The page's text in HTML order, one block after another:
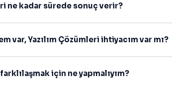
ne kadar sürede sonuç verir?
var, Yazılım Çözümleri ihtiyacım var mı?
için ne yapmalıyım?